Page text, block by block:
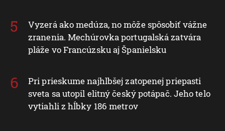
Vyzerá ako medúza, no môže spôsobiť vážne
zranenia. Mechúrovka portugalská zatvára
pláže vo Francúzsku aj Španielsku
Pri prieskume najhlbšej zatopenej priepasti
sveta sa utopil elitný český potápač. Jeho telo
vytiahli z hĺbky 186 metrov